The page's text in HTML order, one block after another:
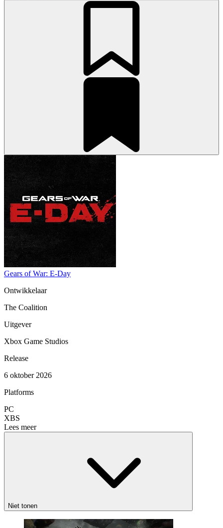
Gears of War: E-Day
Ontwikkelaar
The Coalition
Uitgever
Xbox Game Studios
Release
6 oktober 2026
Platforms
PC
XBS
Lees meer
Niet tonen